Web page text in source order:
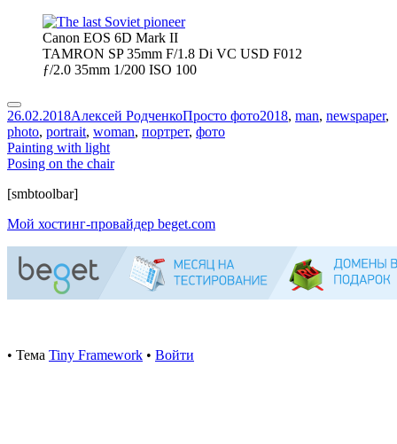
Canon EOS 6D Mark II
TAMRON SP 35mm F/1.8 Di VC USD F012
ƒ/2.0 35mm 1/200 ISO 100
Опубликовано
26.02.2018Автор
Алексей РодченкоРубрики
Просто фотоМетки
2018, man, newspaper,
photo, portrait, woman, портрет, фото
Навигация
по
записям
Предыдущая
запись:
Painting with light
Следующая
Posing on the chair
Содержимое
подвала
[smbtoolbar]
Мой хостинг-провайдер beget.com
• Тема Tiny Framework • Войти